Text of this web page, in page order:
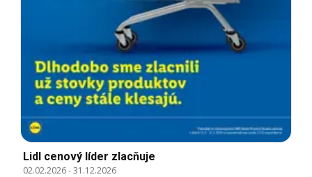
Lidl cenový líder zlacňuje
02.02.2026-31.12.2026